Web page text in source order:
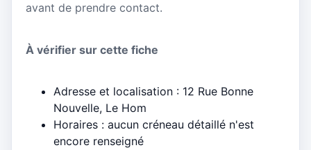
avant de prendre contact.
À vérifier sur cette fiche
Adresse et localisation : 12 Rue Bonne
Nouvelle, Le Hom
Horaires : aucun créneau détaillé n'est
encore renseigné